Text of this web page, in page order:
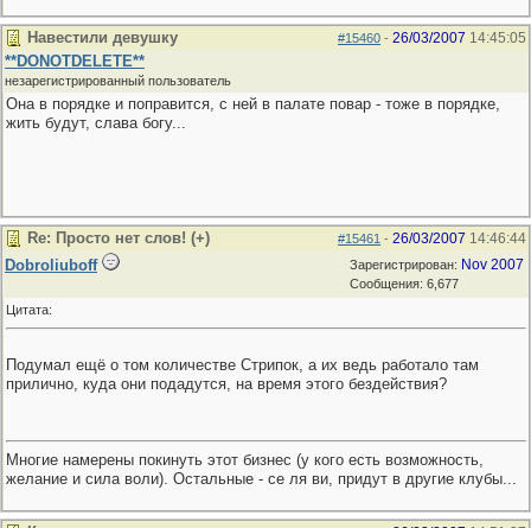
#15460 - 26/03/2007 14:45:05
Навестили девушку
**DONOTDELETE**
незарегистрированный пользователь
Она в порядке и поправится, с ней в палате повар - тоже в порядке,
жить будут, слава богу...
#15461 - 26/03/2007 14:46:44
Re: Просто нет слов! (+)
Зарегистрирован: Nov 2007
Сообщения: 6,677
Dobroliuboff
Цитата:
Подумал ещё о том количестве Стрипок, а их ведь работало там
прилично, куда они подадутся, на время этого бездействия?
Многие намерены покинуть этот бизнес (у кого есть возможность,
желание и сила воли). Остальные - се ля ви, придут в другие клубы...